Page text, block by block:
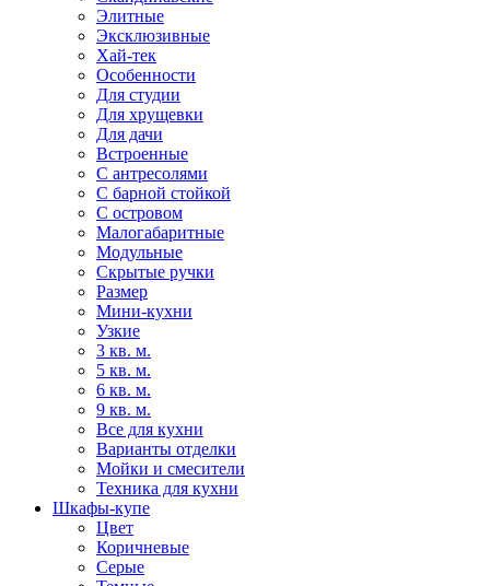
Элитные
Эксклюзивные
Хай-тек
Особенности
Для студии
Для хрущевки
Для дачи
Встроенные
С антресолями
С барной стойкой
С островом
Малогабаритные
Модульные
Скрытые ручки
Размер
Мини-кухни
Узкие
3 кв. м.
5 кв. м.
6 кв. м.
9 кв. м.
Все для кухни
Варианты отделки
Мойки и смесители
Техника для кухни
Шкафы-купе
Цвет
Коричневые
Серые